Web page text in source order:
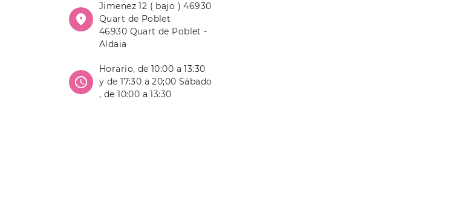
Jimenez 12 ( bajo ) 46930
Quart de Poblet
46930 Quart de Poblet -
Aldaia
Horario, de 10:00 a 13:30
y de 17:30 a 20;00 Sábado
, de 10:00 a 13:30